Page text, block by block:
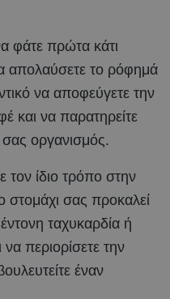
φάτε πρώτα κάτι
απολαύσετε το ρόφημά
να αποφεύγετε την
και να παρατηρείτε
οργανισμός.
τον ίδιο τρόπο στην
στομάχι σας προκαλεί
ταχυκαρδία ή
περιορίσετε την
έναν